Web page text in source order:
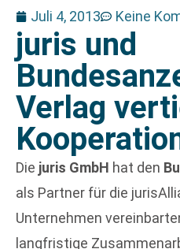
Juli 4, 2013 Keine
juris und
Verlag
Die juris GmbH hat den
als Partner für die
Unternehmen
langfristige